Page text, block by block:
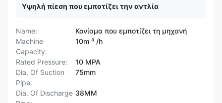
Υψηλή πίεση που εμποτίζει την αντλία
Name:
Κονίαμα που εμποτίζει τη μηχανή
Machine
Capacity:
10m ³ /h
Rated Pressure:
10 MPA
Dia. Of Suction
Pipe:
75mm
Dia. Of Discharge 38MM